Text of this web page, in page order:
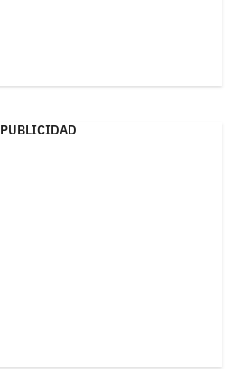
PUBLICIDAD